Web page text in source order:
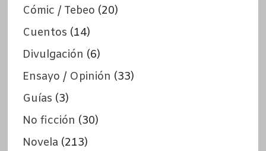
Cómic / Tebeo (20)
Cuentos (14)
Divulgación (6)
Ensayo / Opinión (33)
Guías (3)
No ficción (30)
Novela (213)